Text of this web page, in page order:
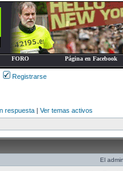
FORO Página en Facebook
Registrarse
respuesta | Ver temas activos
El